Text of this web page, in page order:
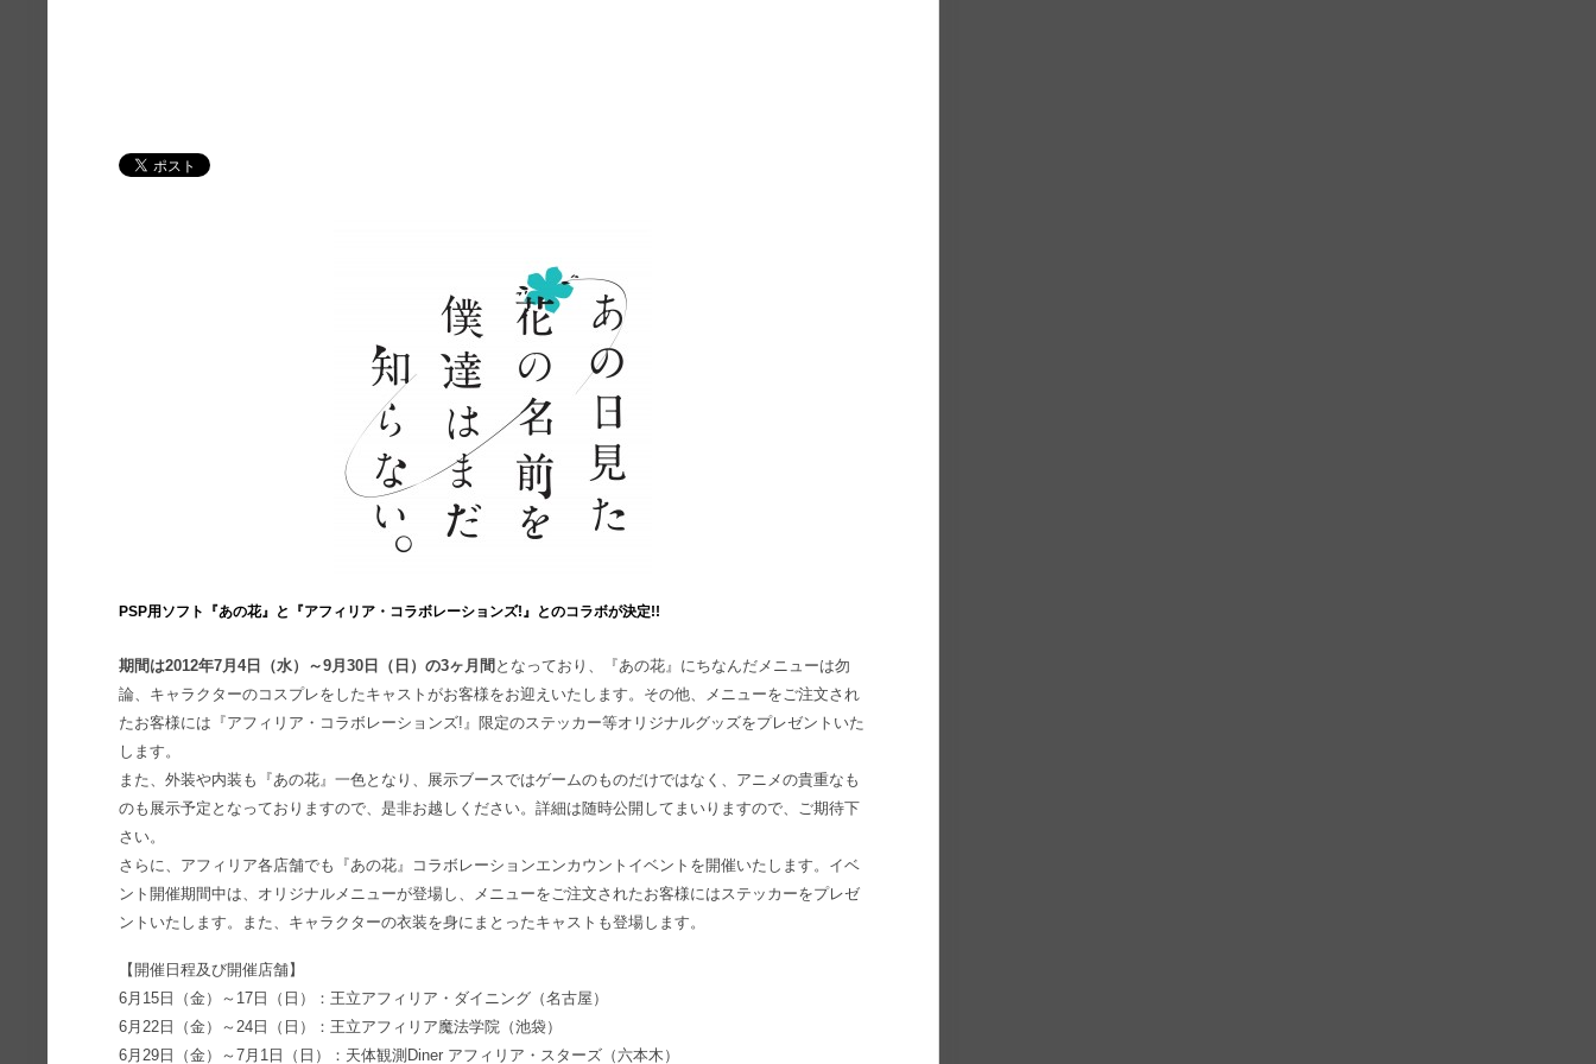
PSP用ソフト『あの花』と『アフィリア・コラボレーションズ!』とのコラボが決定!!
期間は2012年7月4日（水）～9月30日（日）の3ヶ月間 となっており、『あの花』にちなんだメニューは勿
論、キャラクターのコスプレをしたキャストがお客様をお迎えいたします。その他、メニューをご注文され
たお客様には『アフィリア・コラボレーションズ!』限定のステッカー等オリジナルグッズをプレゼントいた
します。
また、外装や内装も『あの花』一色となり、展示ブースではゲームのものだけではなく、アニメの貴重なも
のも展示予定となっておりますので、是非お越しください。詳細は随時公開してまいりますので、ご期待下
さい。
さらに、アフィリア各店舗でも『あの花』コラボレーションエンカウントイベントを開催いたします。イベ
ント開催期間中は、オリジナルメニューが登場し、メニューをご注文されたお客様にはステッカーをプレゼ
ントいたします。また、キャラクターの衣装を身にまとったキャストも登場します。
【開催日程及び開催店舗】
6月15日（金）～17日（日）：王立アフィリア・ダイニング（名古屋）
6月22日（金）～24日（日）：王立アフィリア魔法学院（池袋）
6月29日（金）～7月1日（日）：天体観測Diner アフィリア・スターズ（六本木）